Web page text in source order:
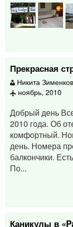
Прекрасная
Никита Зименков
ноябрь, 2010
Добрый день
2010 года. Об
комфортный.
день. Номера
балкончики.
По...
Каникулы в